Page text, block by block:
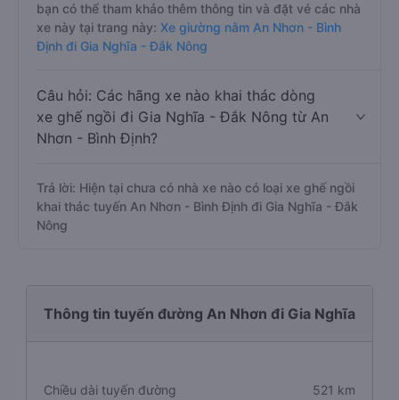
bạn có thể tham khảo thêm thông tin và đặt vé các nhà
xe này tại trang này: Xe giường nằm An Nhơn - Bình
Định đi Gia Nghĩa - Đắk Nông
Câu hỏi: Các hãng xe nào khai thác dòng
xe ghế ngồi đi Gia Nghĩa - Đắk Nông từ An
Nhơn - Bình Định?
Trả lời: Hiện tại chưa có nhà xe nào có loại xe ghế ngồi
khai thác tuyến An Nhơn - Bình Định đi Gia Nghĩa - Đắk
Nông
Thông tin tuyến đường An Nhơn đi Gia Nghĩa
Chiều dài tuyến đường 521 km